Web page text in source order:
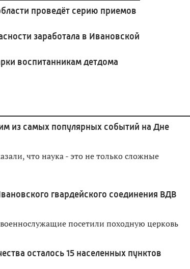
проведёт серию приемов
заработала в Ивановской
воспитанникам детдома
из самых популярных событий на Дне
что наука - это не только сложные
гвардейского соединения ВДВ
посетили походную церковь
осталось 15 населенных пунктов